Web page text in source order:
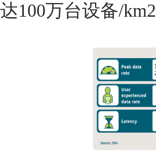
达100万台设备/km2